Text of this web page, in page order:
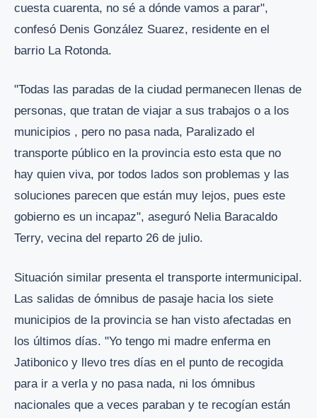
cuesta cuarenta, no sé a dónde vamos a parar",
confesó Denis González Suarez, residente en el
barrio La Rotonda.
"Todas las paradas de la ciudad permanecen llenas de
personas, que tratan de viajar a sus trabajos o a los
municipios , pero no pasa nada, Paralizado el
transporte público en la provincia esto esta que no
hay quien viva, por todos lados son problemas y las
soluciones parecen que están muy lejos, pues este
gobierno es un incapaz", aseguró Nelia Baracaldo
Terry, vecina del reparto 26 de julio.
Situación similar presenta el transporte intermunicipal.
Las salidas de ómnibus de pasaje hacia los siete
municipios de la provincia se han visto afectadas en
los últimos días. "Yo tengo mi madre enferma en
Jatibonico y llevo tres días en el punto de recogida
para ir a verla y no pasa nada, ni los ómnibus
nacionales que a veces paraban y te recogían están